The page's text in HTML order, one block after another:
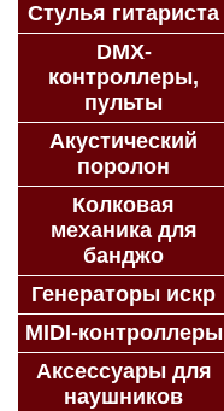
Стулья гитариста
DMX-
контроллеры,
пульты
Акустический
поролон
Колковая
механика для
банджо
Генераторы искр
MIDI-контроллеры
Аксессуары для
наушников